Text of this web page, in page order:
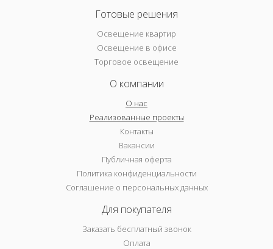
Готовые решения
Освещение квартир
Освещение в офисе
Торговое освещение
О компании
О нас
Реализованные проекты
Контакты
Вакансии
Публичная оферта
Политика конфиденциальности
Соглашение о персональных данных
Для покупателя
Заказать бесплатный звонок
Оплата